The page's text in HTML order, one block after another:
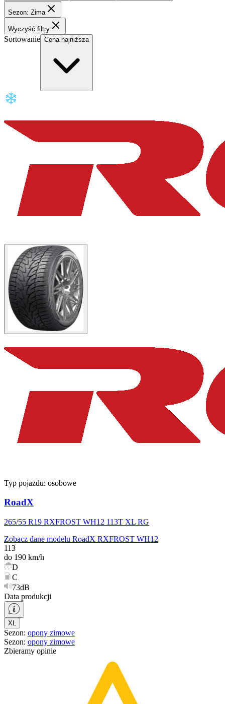
Sezon: Zima
Wyczyść filtry
Sortowanie Cena najniższa
Typ pojazdu: osobowe
RoadX
265/55 R19 RXFROST WH12 113T XL RG
Zobacz dane modelu RoadX RXFROST WH12
113
do 190 km/h
D
C
73dB
Data produkcji
XL
Sezon: opony zimowe
Sezon: opony zimowe
Zbieramy opinie